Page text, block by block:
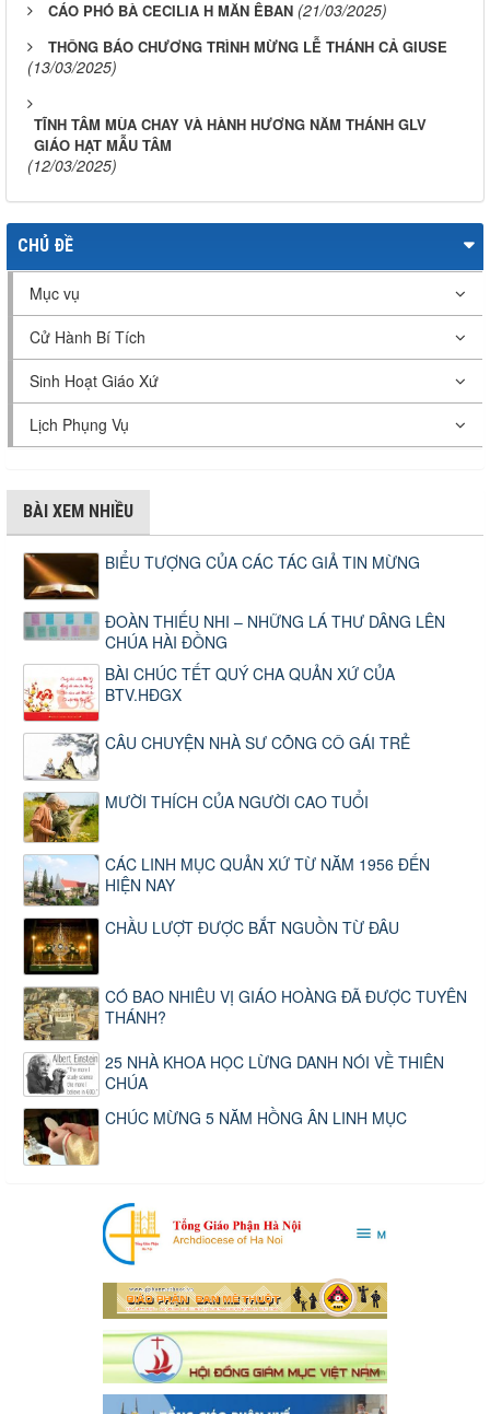
CÁO PHÓ BÀ CECILIA H MĂN ÊBAN (21/03/2025)
THÔNG BÁO CHƯƠNG TRÌNH MỪNG LỄ THÁNH CẢ GIUSE
(13/03/2025)
TĨNH TÂM MÙA CHAY VÀ HÀNH HƯƠNG NĂM THÁNH GLV
GIÁO HẠT MẪU TÂM
(12/03/2025)
CHỦ ĐỀ
Mục vụ
Cử Hành Bí Tích
Sinh Hoạt Giáo Xứ
Lịch Phụng Vụ
BÀI XEM NHIỀU
BIỂU TƯỢNG CỦA CÁC TÁC GIẢ TIN MỪNG
ĐOÀN THIẾU NHI – NHỮNG LÁ THƯ DÂNG LÊN
CHÚA HÀI ĐỒNG
BÀI CHÚC TẾT QUÝ CHA QUẢN XỨ CỦA
BTV.HĐGX
CÂU CHUYỆN NHÀ SƯ CÕNG CÔ GÁI TRẺ
MƯỜI THÍCH CỦA NGƯỜI CAO TUỔI
CÁC LINH MỤC QUẢN XỨ TỪ NĂM 1956 ĐẾN
HIỆN NAY
CHẦU LƯỢT ĐƯỢC BẮT NGUỒN TỪ ĐÂU
CÓ BAO NHIÊU VỊ GIÁO HOÀNG ĐÃ ĐƯỢC TUYÊN
THÁNH?
25 NHÀ KHOA HỌC LỪNG DANH NÓI VỀ THIÊN
CHÚA
CHÚC MỪNG 5 NĂM HỒNG ÂN LINH MỤC